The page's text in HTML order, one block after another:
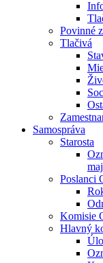
Povinné
Tlačivá
Samospráva
Starosta
Poslanci
Komisie
Hlavný